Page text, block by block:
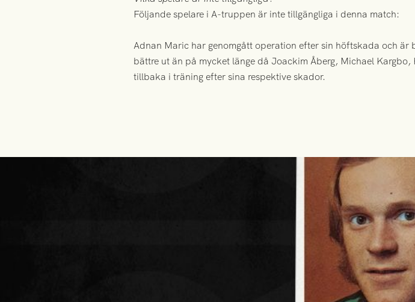
Följande spelare i A-truppen är inte tillgängliga i denna match:
Adnan Maric har genomgått operation efter sin höftskada och är
bättre ut än på mycket länge då Joackim Åberg, Michael
tillbaka i träning efter sina respektive skador.